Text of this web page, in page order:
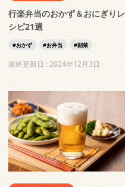
行楽弁当のおかず＆おにぎりレ
シピ21選
おかず お弁当 副菜
最終更新日 :2024年12月3日